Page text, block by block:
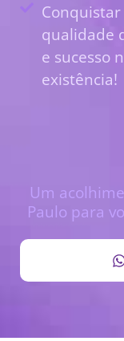
Conquistar
qualidade
e sucesso
existência!
Um
Paulo para